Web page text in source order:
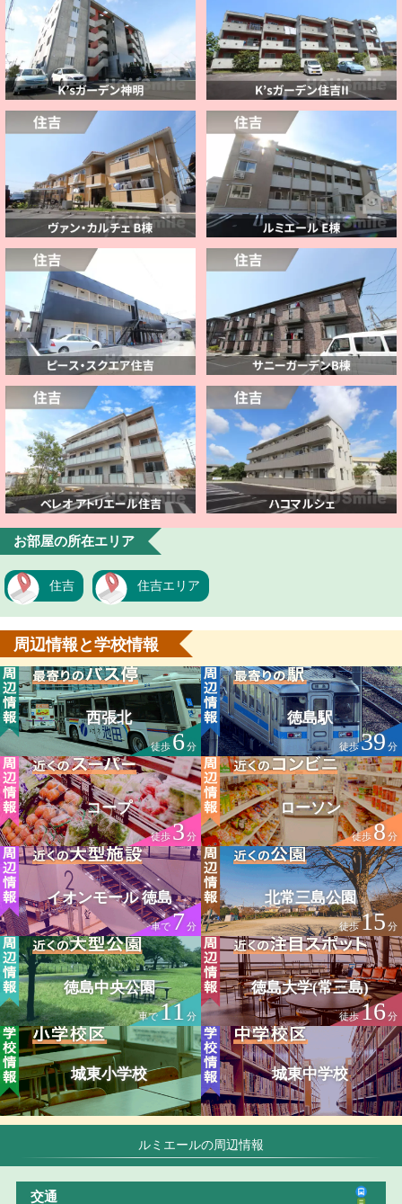
お部屋の所在エリア
住吉 住吉エリア
周辺情報と学校情報
西張北
徒歩6分
徳島駅
徒歩39分
コープ
徒歩3分
ローソン
徒歩8分
イオンモール 徳島
車で7分
北常三島公園
徒歩15 分
徳島中央公園
車で11 分
徳島大学(常三島)
徒歩16分
城東小学校 城東中学校
ルミエールの周辺情報
交通